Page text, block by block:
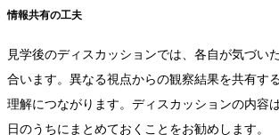
情報共有の工夫
見学後のディスカッションでは、各自が気づい
合います。異なる視点からの観察結果を共有す
理解につながります。ディスカッションの内容
日のうちにまとめておくことをお勧めします。